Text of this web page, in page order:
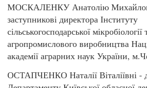
МОСКАЛЕНКУ Анатолію
заступникові директора Інституту
сільськогосподарської мікробіології
агропромислового виробництва
академії аграрних наук України,
ОСТАПЧЕНКО Наталії Віталіївні -